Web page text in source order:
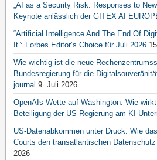
„AI as a Security Risk: Responses to
Keynote anlässlich der GITEX AI
“Artificial Intelligence And The End Of
It”: Forbes Editor’s Choice für Juli 2026
Wie wichtig ist die neue
Bundesregierung für die
journal 9. Juli 2026
OpenAIs Wette auf Washington: Wie
Beteiligung der US-Regierung am KI-
US-Datenabkommen unter Druck: Wie
Courts den transatlantischen
2026